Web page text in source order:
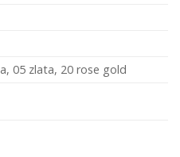
05 zlata, 20 rose gold